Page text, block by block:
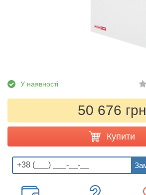
У наявності
50 676 грн
Купити